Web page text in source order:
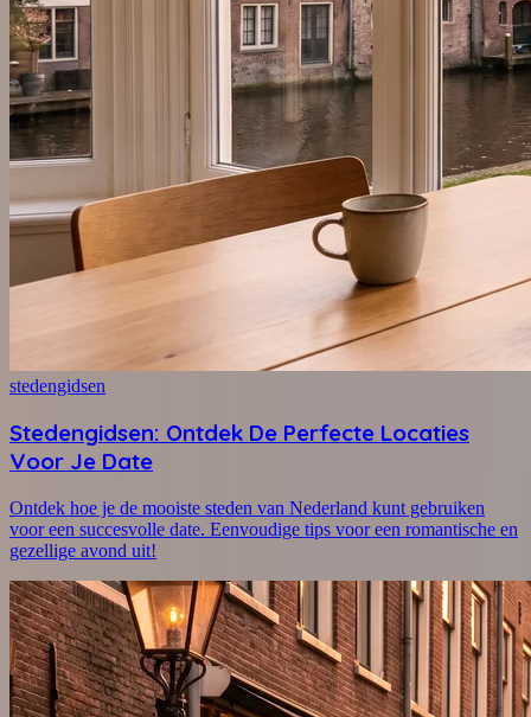
stedengidsen
Stedengidsen: Ontdek De Perfecte Locaties
Voor Je Date
Ontdek hoe je de mooiste steden van Nederland kunt gebruiken
voor een succesvolle date. Eenvoudige tips voor een romantische en
gezellige avond uit!